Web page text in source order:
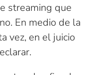
streaming que
En medio de la
vez, en el juicio